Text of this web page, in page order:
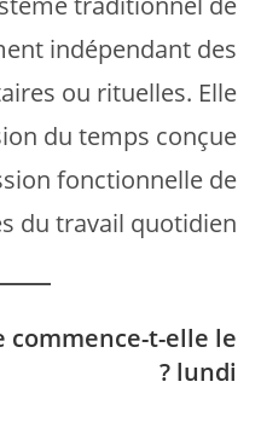
indépendant des
ou rituelles. Elle
du temps conçue
fonctionnelle de
du travail quotidien.
commence-t-elle le
lundi ?